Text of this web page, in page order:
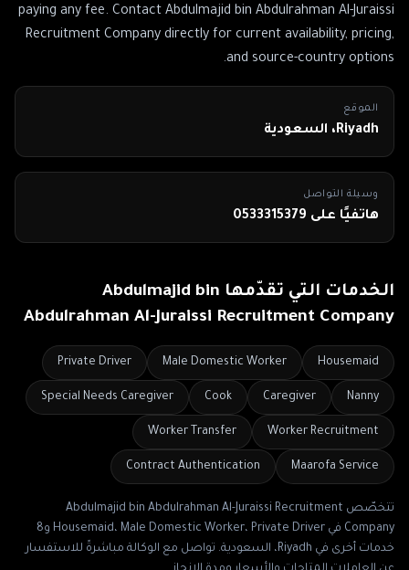
paying any fee. Contact Abdulmajid bin Abdulrahman Al-Juraissi
Recruitment Company directly for current availability, pricing,
and source-country options.
الموقع
Riyadh، السعودية
وسيلة التواصل
هاتفيًا على 0533315379
الخدمات التي تقدّمها Abdulmajid bin
Abdulrahman Al-Juraissi Recruitment Company
Housemaid
Male Domestic Worker
Private Driver
Nanny
Caregiver
Cook
Special Needs Caregiver
Worker Recruitment
Worker Transfer
Maarofa Service
Contract Authentication
تتخصّص Abdulmajid bin Abdulrahman Al-Juraissi Recruitment
Company في Housemaid، Male Domestic Worker، Private Driver
و8
خدمات أخرى في Riyadh، السعودية
. تواصل مع الوكالة مباشرةً للاستفسار